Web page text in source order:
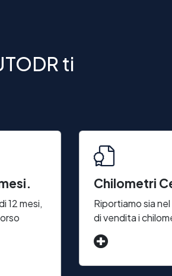
ti
12 mesi,
Chilometri
Riportiamo sia
di vendita i